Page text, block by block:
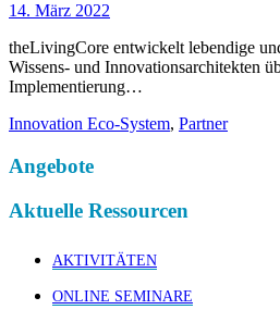
14. März 2022
theLivingCore entwickelt lebendige
Wissens- und Innovationsarchitekten
Implementierung…
Innovation Eco-System, Partner
Angebote
Aktuelle Ressourcen
AKTIVITÄTEN
ONLINE SEMINARE